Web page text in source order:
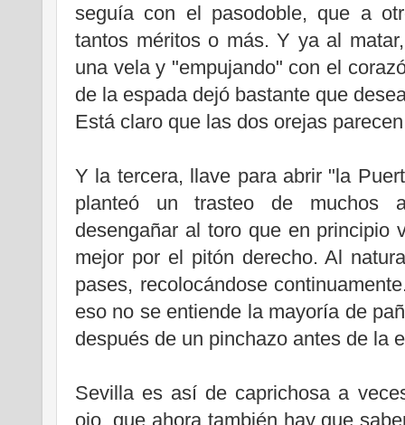
seguía con el pasodoble, que a
tantos méritos o más. Y ya al
una vela y "empujando" con el
de la espada dejó bastante que
Está claro que las dos orejas
Y la tercera, llave para abrir "la
planteó un trasteo de muchos
desengañar al toro que en principio
mejor por el pitón derecho. Al
pases, recolocándose
eso no se entiende la mayoría de
después de un pinchazo antes de la
Sevilla es así de caprichosa a
ojo, que ahora también hay que